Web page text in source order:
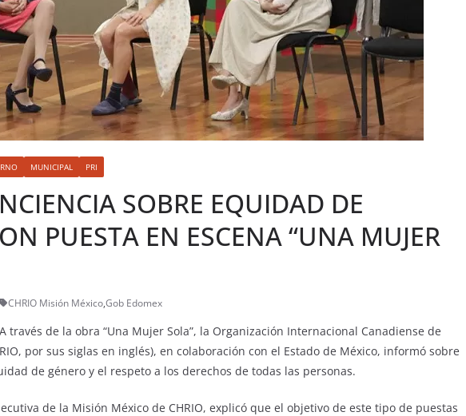
MUNICIPAL PRI
SOBRE EQUIDAD DE
PUESTA EN ESCENA “UNA MUJER
CHRIO Misión México,Gob Edomex
través de la obra “Una Mujer Sola”, la Organización Internacional Canadiense de
por sus siglas en inglés), en colaboración con el Estado de México, informó sobre
de género y el respeto a los derechos de todas las personas.
de la Misión México de CHRIO, explicó que el objetivo de este tipo de puestas